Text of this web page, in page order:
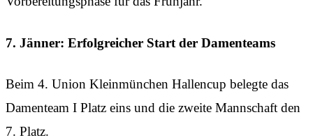
7. Jänner: Erfolgreicher Start der Damenteams
Beim 4. Union Kleinmünchen Hallencup belegte das
Damenteam I Platz eins und die zweite Mannschaft den
7. Platz.